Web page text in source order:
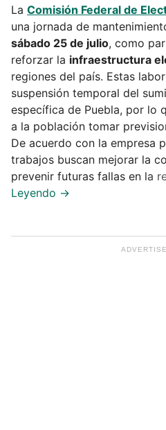
La Comisión Federal de
una jornada de
sábado 25 de julio, como
reforzar la infraestructura
regiones del país. Estas
suspensión temporal del
específica de Puebla, por lo
a la población tomar
De acuerdo con la empresa
trabajos buscan mejorar la
prevenir futuras fallas en la